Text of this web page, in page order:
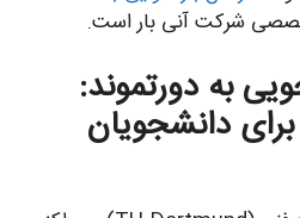
شرکت آنی بار است.
به دورتموند:
برای دانشجویان